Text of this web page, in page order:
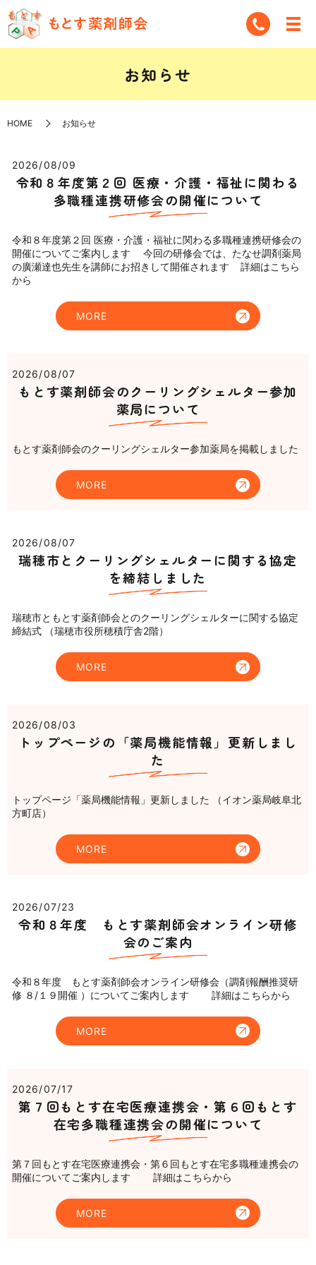
お知らせ
HOME お知らせ
2026/08/09
令和８年度第２回 医療・介護・福祉に関わる
多職種連携研修会の開催について
令和８年度第２回 医療・介護・福祉に関わる多職種連携研修会の
開催についてご案内します 今回の研修会では、たなせ調剤薬局
の廣瀬達也先生を講師にお招きして開催されます 詳細はこちら
から
MORE
2026/08/07
もとす薬剤師会のクーリングシェルター参加
薬局について
もとす薬剤師会のクーリングシェルター参加薬局を掲載しました
MORE
2026/08/07
瑞穂市とクーリングシェルターに関する協定
を締結しました
瑞穂市ともとす薬剤師会とのクーリングシェルターに関する協定
締結式 （瑞穂市役所穂積庁舎2階）
MORE
2026/08/03
トップページの「薬局機能情報」更新しまし
た
トップページ「薬局機能情報」更新しました （イオン薬局岐阜北
方町店）
MORE
2026/07/23
令和８年度 もとす薬剤師会オンライン研修
会のご案内
令和８年度 もとす薬剤師会オンライン研修会（調剤報酬推奨研
修 ８/１９開催 ）についてご案内します 詳細はこちらから
MORE
2026/07/17
第７回もとす在宅医療連携会・第６回もとす
在宅多職種連携会の開催について
第７回もとす在宅医療連携会・第６回もとす在宅多職種連携会の
開催についてご案内します 詳細はこちらから
MORE